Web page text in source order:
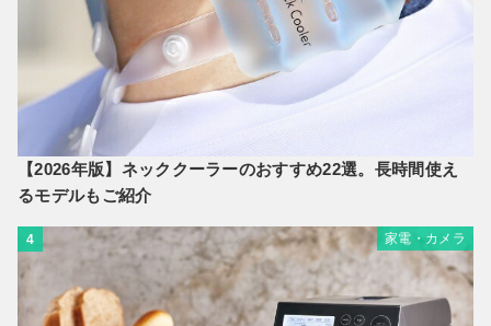
【2026年版】ネッククーラーのおすすめ22選。長時間使え
るモデルもご紹介
4 家電・カメラ